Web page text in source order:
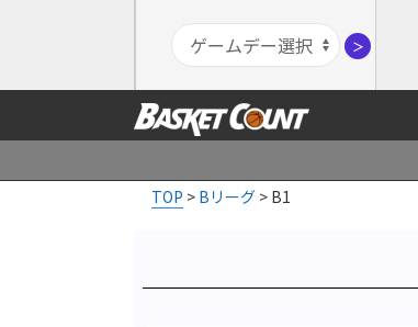
＞
TOP > Bリーグ > B1